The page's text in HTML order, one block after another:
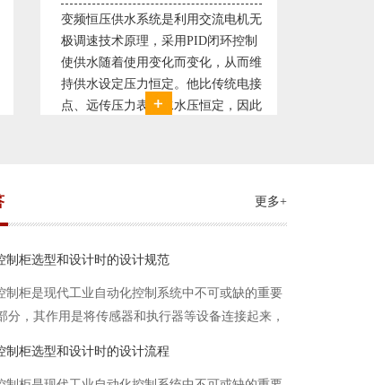
西门子6RA70直流驱动装置/欧陆
590P直流调速装置/可编程序控制器
S7-300，S7-400/工控机及组态软件
WINCC 冶金行业由于其控制复杂性
普遍使用直流驱动装置，图为我公司
更多+
制柜选型和设计时的设计规范
制柜是现代工业自动化控制系统中不可或缺的重要
分，其作用是将传感器和执行器等设备连接起来，
制柜选型和设计时的设计流程